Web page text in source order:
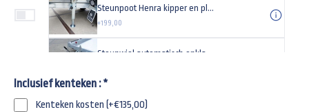
Steunpoot Henra kipper en plateauwagen (set)
+199,00
Gaasdoek 360x185cm
Inclusief kenteken :*
Kenteken kosten (+€135,00)